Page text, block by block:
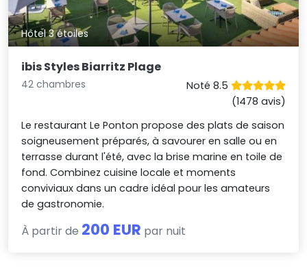
Hôtel 3 étoiles
ibis Styles Biarritz Plage
42 chambres
Noté 8.5
(1478 avis)
Le restaurant Le Ponton propose des plats de saison
soigneusement préparés, à savourer en salle ou en
terrasse durant l'été, avec la brise marine en toile de
fond. Combinez cuisine locale et moments
conviviaux dans un cadre idéal pour les amateurs
de gastronomie.
À partir de 200 EUR par nuit